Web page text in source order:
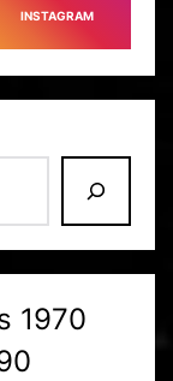
INSTAGRAM
1970